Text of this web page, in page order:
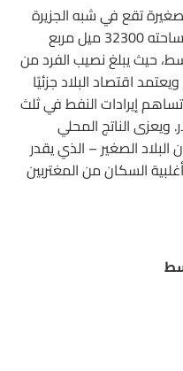
تقع في شبه الجزيرة
العربية، ويعد هذا البلد الذي تبلغ مساحته 32300 ميل مربع
حيث يبلغ نصيب الفرد من
المحلي 67.700 دولار. ويعتمد اقتصاد البلاد جزئيًا
إيرادات النفط في ثلث
377 مليار دولار. ويعزى الناتج المحلي
الصغير – الذي يقدر
أغلبية السكان من المغتربين